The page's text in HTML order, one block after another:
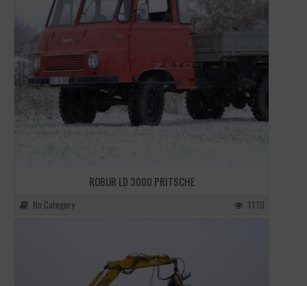
ROBUR LD 3000 PRITSCHE
No Category 1110